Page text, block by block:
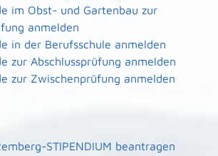
im Obst- und Gartenbau zur
anmelden
in der Berufsschule anmelden
zur Abschlussprüfung anmelden
zur Zwischenprüfung anmelden
STIPENDIUM beantragen